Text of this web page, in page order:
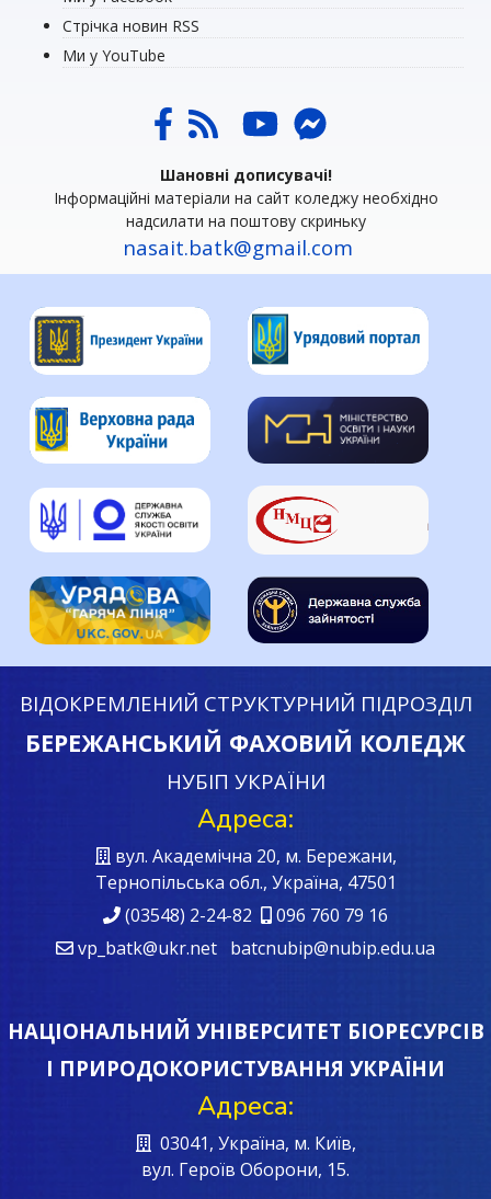
Стрічка новин RSS
Ми у YouTube
Шановні дописувачі!
Інформаційні матеріали на сайт коледжу необхідно
надсилати на поштову скриньку
nasait.batk@gmail.com
ВІДОКРЕМЛЕНИЙ СТРУКТУРНИЙ ПІДРОЗДІЛ
БЕРЕЖАНСЬКИЙ ФАХОВИЙ КОЛЕДЖ
НУБІП УКРАЇНИ
Адреса:
вул. Академічна 20, м. Бережани,
Тернопільська обл., Україна, 47501
(03548) 2-24-82
096 760 79 16
vp_batk@ukr.net batcnubip@nubip.edu.ua
НАЦІОНАЛЬНИЙ УНІВЕРСИТЕТ БІОРЕСУРСІВ
І ПРИРОДОКОРИСТУВАННЯ УКРАЇНИ
Адреса:
03041, Україна, м. Київ,
вул. Героїв Oборони, 15.